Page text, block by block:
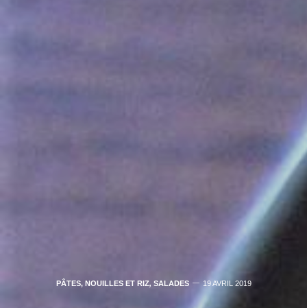
PÂTES, NOUILLES ET RIZ, SALADES 19 AVRIL 2019